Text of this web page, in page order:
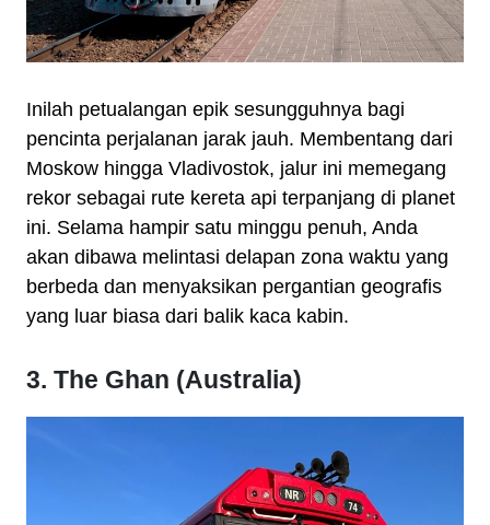
Inilah petualangan epik sesungguhnya bagi
pencinta perjalanan jarak jauh. Membentang dari
Moskow hingga Vladivostok, jalur ini memegang
rekor sebagai rute kereta api terpanjang di planet
ini. Selama hampir satu minggu penuh, Anda
akan dibawa melintasi delapan zona waktu yang
berbeda dan menyaksikan pergantian geografis
yang luar biasa dari balik kaca kabin.
3. The Ghan (Australia)